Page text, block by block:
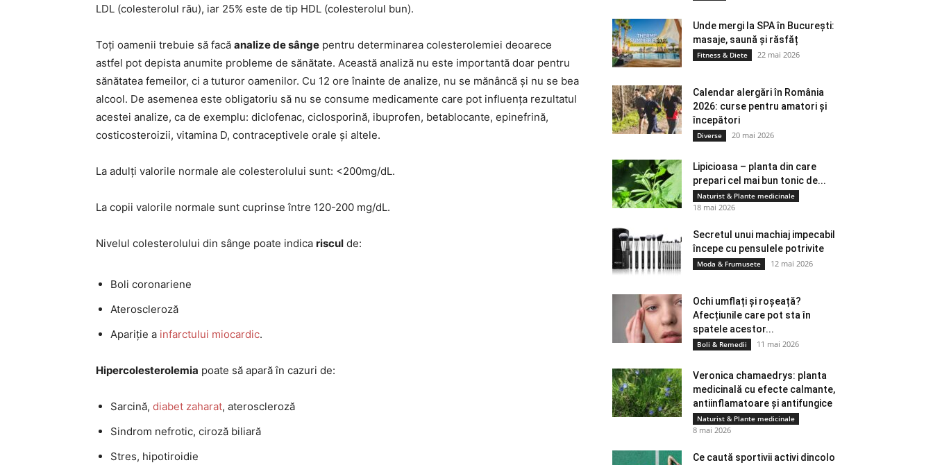
LDL (colesterolul rău), iar 25% este de tip HDL (colesterolul bun).
Toți oamenii trebuie să facă analize de sânge pentru determinarea colesterolemiei deoarece
astfel pot depista anumite probleme de sănătate. Această analiză nu este importantă doar pentru
sănătatea femeilor, ci a tuturor oamenilor. Cu 12 ore înainte de analize, nu se mănâncă și nu se bea
alcool. De asemenea este obligatoriu să nu se consume medicamente care pot influența rezultatul
acestei analize, ca de exemplu: diclofenac, ciclosporină, ibuprofen, betablocante, epinefrină,
costicosteroizii, vitamina D, contraceptivele orale și altele.
La adulți valorile normale ale colesterolului sunt: <200mg/dL.
La copii valorile normale sunt cuprinse între 120-200 mg/dL.
Nivelul colesterolului din sânge poate indica riscul de:
Boli coronariene
Ateroscleroză
Apariție a infarctului miocardic.
Hipercolesterolemia poate să apară în cazuri de:
Sarcină, diabet zaharat, ateroscleroză
Sindrom nefrotic, ciroză biliară
Stres, hipotiroidie
Unde mergi la SPA în București:
masaje, saună și răsfăț
Fitness & Diete 22 mai 2026
Calendar alergări în România
2026: curse pentru amatori și
începători
Diverse 20 mai 2026
Lipicioasa – planta din care
prepari cel mai bun tonic de...
Naturist & Plante medicinale
18 mai 2026
Secretul unui machiaj impecabil
începe cu pensulele potrivite
Moda & Frumusete 12 mai 2026
Ochi umflați și roșeață?
Afecțiunile care pot sta în
spatele acestor...
Boli & Remedii 11 mai 2026
Veronica chamaedrys: planta
medicinală cu efecte calmante,
antiinflamatoare și antifungice
Naturist & Plante medicinale
8 mai 2026
Ce caută sportivii activi dincolo